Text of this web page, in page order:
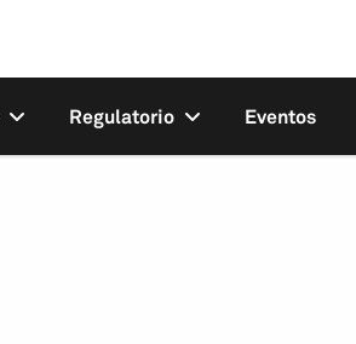
Regulatorio Eventos